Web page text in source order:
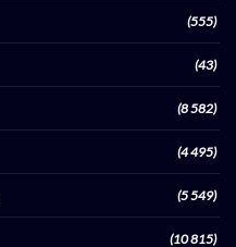
(555)
(43)
(8 582)
(4 495)
(5 549)
(10 815)